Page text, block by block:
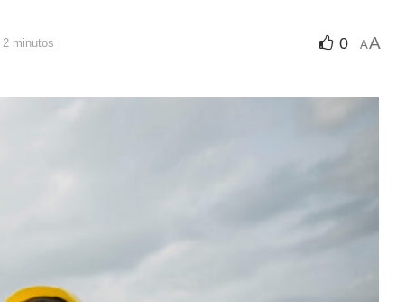
minutos 0 AA